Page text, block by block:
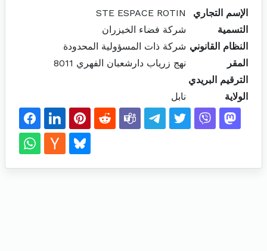
الإسم التجاري
STE ESPACE ROTIN
التسمية
شركة فضاء الخيزران
النظام القانوني شركة ذات المسؤولية المحدودة
المقر
نهج زرياب دارشعبان الفهري 8011
الترقيم البريدي
الولاية
نابل